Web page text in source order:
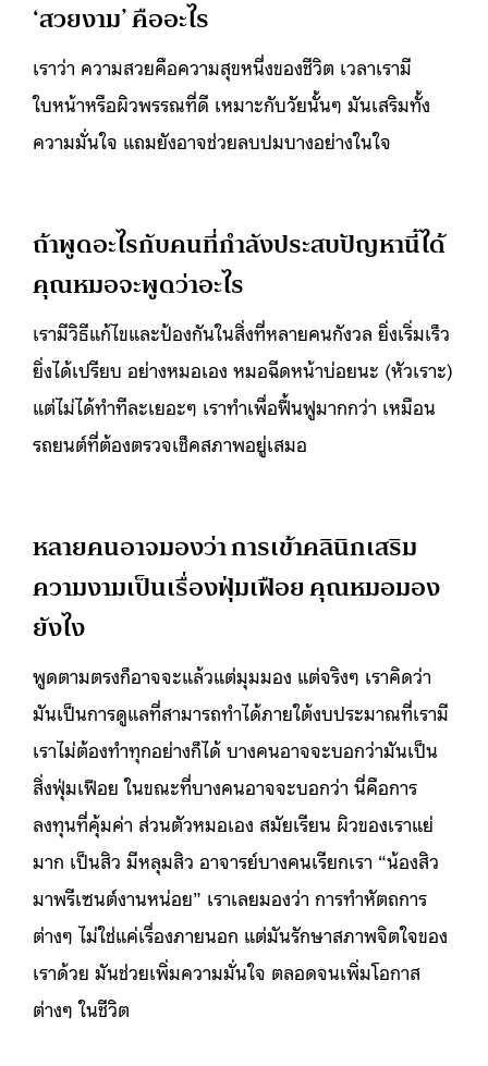
‘สวยงาม’ คืออะไร
เราว่า ความสวยคือความสุขหนึ่งของชีวิต เวลาเรามี
ใบหน้าหรือผิวพรรณที่ดี เหมาะกับวัยนั้นๆ มันเสริมทั้ง
ความมั่นใจ แถมยังอาจช่วยลบปมบางอย่างในใจ
ถ้าพูดอะไรกับคนที่กำลังประสบปัญหานี้ได้
คุณหมอจะพูดว่าอะไร
เรามีวิธีแก้ไขและป้องกันในสิ่งที่หลายคนกังวล ยิ่งเริ่มเร็ว
ยิ่งได้เปรียบ อย่างหมอเอง หมอฉีดหน้าบ่อยนะ (หัวเราะ)
แต่ไม่ได้ทำทีละเยอะๆ เราทำเพื่อฟื้นฟูมากกว่า เหมือน
รถยนต์ที่ต้องตรวจเช็คสภาพอยู่เสมอ
หลายคนอาจมองว่า การเข้าคลินิกเสริม
ความงามเป็นเรื่องฟุ่มเฟือย คุณหมอมอง
ยังไง
พูดตามตรงก็อาจจะแล้วแต่มุมมอง แต่จริงๆ เราคิดว่า
มันเป็นการดูแลที่สามารถทำได้ภายใต้งบประมาณที่เรามี
เราไม่ต้องทำทุกอย่างก็ได้ บางคนอาจจะบอกว่ามันเป็น
สิ่งฟุ่มเฟือย ในขณะที่บางคนอาจจะบอกว่า นี่คือการ
ลงทุนที่คุ้มค่า ส่วนตัวหมอเอง สมัยเรียน ผิวของเราแย่
มาก เป็นสิว มีหลุมสิว อาจารย์บางคนเรียกเรา “น้องสิว
มาพรีเซนต์งานหน่อย” เราเลยมองว่า การทำหัตถการ
ต่างๆ ไม่ใช่แค่เรื่องภายนอก แต่มันรักษาสภาพจิตใจของ
เราด้วย มันช่วยเพิ่มความมั่นใจ ตลอดจนเพิ่มโอกาส
ต่างๆ ในชีวิต